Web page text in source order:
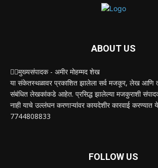
ABOUT US
✍🏻मुख्यसंपादक - अमीर मोहम्मद शेख
या संकेतस्थळावर प्रकाशित झालेला सर्व मजकूर, लेख आणि
संबंधित लेखकांकडे आहेत. प्रसिद्ध झालेल्या मजकुराशी
नाही याचे उल्लंघन करणाऱ्यांवर कायदेशीर कारवाई करण्यात
7744808833
FOLLOW US